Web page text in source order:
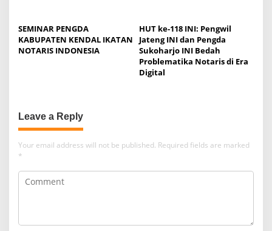
SEMINAR PENGDA
KABUPATEN KENDAL IKATAN
NOTARIS INDONESIA
HUT ke-118 INI: Pengwil
Jateng INI dan Pengda
Sukoharjo INI Bedah
Problematika Notaris di Era
Digital
Leave a Reply
Your email address will not be published. Required fields are marked
*